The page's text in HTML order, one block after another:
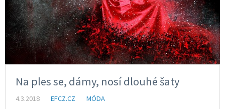
Na ples se, dámy, nosí dlouhé šaty
4.3.2018 EFCZ.CZ MÓDA